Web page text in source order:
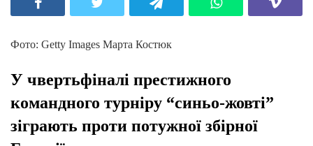
Фото: Getty Images Марта Костюк
У чвертьфіналі престижного
командного турніру “синьо-жовті”
зіграють проти потужної збірної